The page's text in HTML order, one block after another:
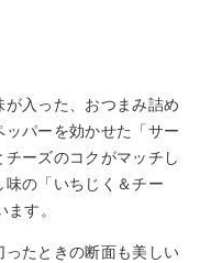
が入った、おつまみ詰め
パーを効かせた「サー
ーズのコクがマッチし
の「いちじく＆チー
す。
たときの断面も美しい